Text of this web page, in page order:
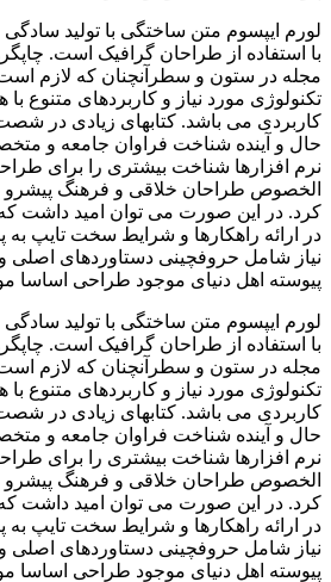
لورم ایپسوم متن ساختگی با تولید
با استفاده از طراحان گرافیک است.
مجله در ستون و سطرآنچنان که لازم
تکنولوژی مورد نیاز و کاربردهای متنوع با
کاربردی می باشد. کتابهای زیادی در
حال و آینده شناخت فراوان جامعه و
نرم افزارها شناخت بیشتری را برای
الخصوص طراحان خلاقی و فرهنگ پیشرو
کرد. در این صورت می توان امید داشت
در ارائه راهکارها و شرایط سخت تایپ به
نیاز شامل حروفچینی دستاوردهای اصلی
پیوسته اهل دنیای موجود طراحی اساسا
لورم ایپسوم متن ساختگی با تولید
با استفاده از طراحان گرافیک است.
مجله در ستون و سطرآنچنان که لازم
تکنولوژی مورد نیاز و کاربردهای متنوع با
کاربردی می باشد. کتابهای زیادی در
حال و آینده شناخت فراوان جامعه و
نرم افزارها شناخت بیشتری را برای
الخصوص طراحان خلاقی و فرهنگ پیشرو
کرد. در این صورت می توان امید داشت
در ارائه راهکارها و شرایط سخت تایپ به
نیاز شامل حروفچینی دستاوردهای اصلی
پیوسته اهل دنیای موجود طراحی اساسا